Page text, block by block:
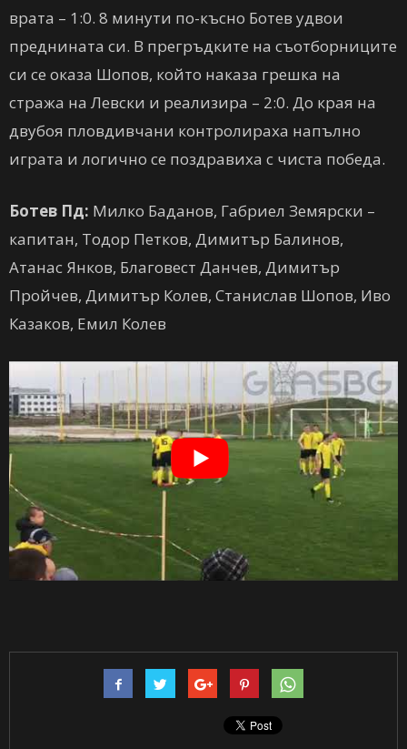
врата – 1:0. 8 минути по-късно Ботев удвои
преднината си. В прегръдките на съотборниците
си се оказа Шопов, който наказа грешка на
стража на Левски и реализира – 2:0. До края на
двубоя пловдивчани контролираха напълно
играта и логично се поздравиха с чиста победа.
Ботев Пд: Милко Баданов, Габриел Земярски –
капитан, Тодор Петков, Димитър Балинов,
Атанас Янков, Благовест Данчев, Димитър
Пройчев, Димитър Колев, Станислав Шопов, Иво
Казаков, Емил Колев